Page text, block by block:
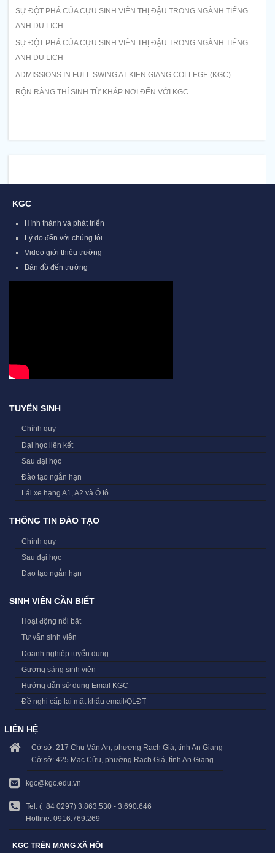
SỰ ĐỘT PHÁ CỦA CỰU SINH VIÊN THỊ ĐẬU TRONG NGÀNH TIẾNG
ANH DU LỊCH
SỰ ĐỘT PHÁ CỦA CỰU SINH VIÊN THỊ ĐẬU TRONG NGÀNH TIẾNG
ANH DU LỊCH
ADMISSIONS IN FULL SWING AT KIEN GIANG COLLEGE (KGC)
RỘN RÀNG THÍ SINH TỪ KHẮP NƠI ĐẾN VỚI KGC
KGC
Hình thành và phát triển
Lý do đến với chúng tôi
Video giới thiệu trường
Bản đồ đến trường
TUYỂN SINH
Chính quy
Đại học liên kết
Sau đại học
Đào tạo ngắn hạn
Lái xe hạng A1, A2 và Ô tô
THÔNG TIN ĐÀO TẠO
Chính quy
Sau đại học
Đào tạo ngắn hạn
SINH VIÊN CẦN BIẾT
Hoạt động nổi bật
Tư vấn sinh viên
Doanh nghiệp tuyển dụng
Gương sáng sinh viên
Hướng dẫn sử dụng Email KGC
Đề nghị cấp lại mật khẩu email/QLĐT
LIÊN HỆ
- Cở sở: 217 Chu Văn An, phường Rạch Giá, tỉnh An Giang
- Cở sở: 425 Mạc Cửu, phường Rạch Giá, tỉnh An Giang
kgc@kgc.edu.vn
Tel: (+84 0297) 3.863.530 - 3.690.646
Hotline: 0916.769.269
KGC TRÊN MẠNG XÃ HỘI